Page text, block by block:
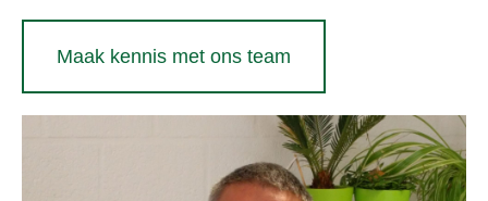
Maak kennis met ons team